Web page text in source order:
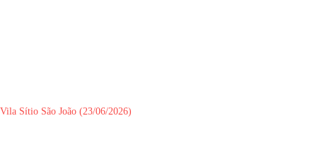
Vila Sítio São João (23/06/2026)